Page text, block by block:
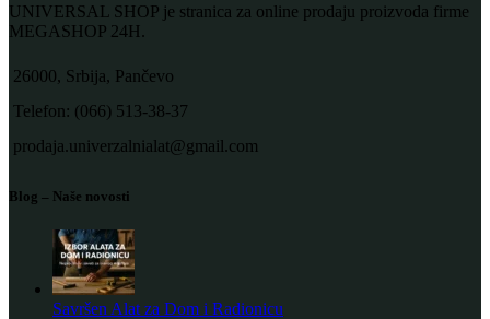
UNIVERSAL SHOP je stranica za online prodaju proizvoda firme
MEGASHOP 24H.
26000, Srbija, Pančevo
Telefon: (066) 513-38-37
prodaja.univerzalnialat@gmail.com
Blog – Naše novosti
Savršen Alat za Dom i Radionicu